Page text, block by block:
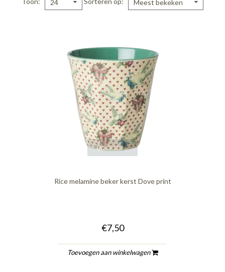
24 Meest bekeken
quickshop
Rice melamine beker kerst Dove print
€7,50
Toevoegen aan winkelwagen